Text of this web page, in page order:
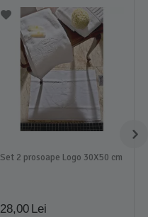
Set 2 prosoape Logo 30X50 cm
28,00 Lei